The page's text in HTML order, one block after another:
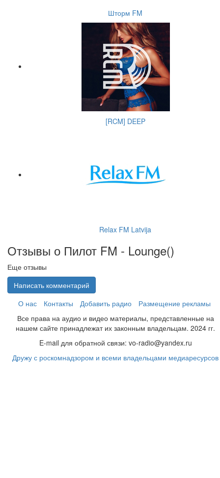
Шторм FM
[RCM] DEEP
Relax FM Latvija
Отзывы о Пилот FM - Lounge()
Еще отзывы
Написать комментарий
О нас
Контакты Добавить радио
Размещение рекламы
Все права на аудио и видео материалы, представленные на
нашем сайте принадлежат их законным владельцам. 2024 гг.
E-mail для обратной связи: vo-radio@yandex.ru
Дружу с роскомнадзором и всеми владельцами медиаресурсов